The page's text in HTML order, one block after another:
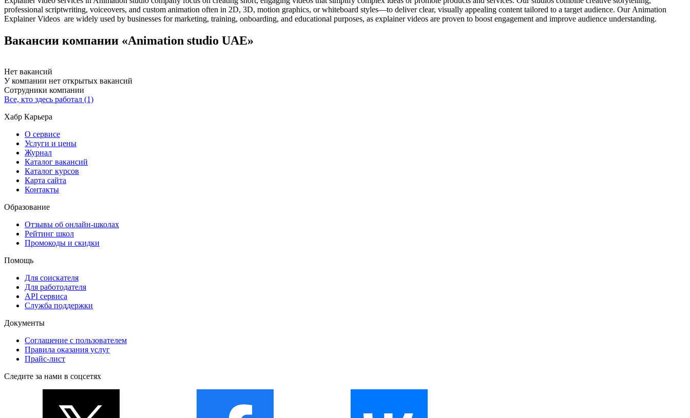
professional scriptwriting, voiceovers, and custom animation often in 2D, 3D, motion graphics, or whiteboard styles—to deliver clear, visually appealing content tailored to a target audience. Our Animation
Explainer Videos are widely used by businesses for marketing, training, onboarding, and educational purposes, as explainer videos are proven to boost engagement and improve audience understanding.
Вакансии компании «Animation studio UAE»
Нет вакансий
У компании нет открытых вакансий
Сотрудники компании
Все, кто здесь работал (1)
Хабр Карьера
О сервисе
Услуги и цены
Журнал
Каталог вакансий
Каталог курсов
Карта сайта
Контакты
Образование
Отзывы об онлайн-школах
Рейтинг школ
Промокоды и скидки
Помощь
Для соискателя
Для работодателя
API сервиса
Служба поддержки
Документы
Соглашение с пользователем
Правила оказания услуг
Прайс-лист
Следите за нами в соцсетях